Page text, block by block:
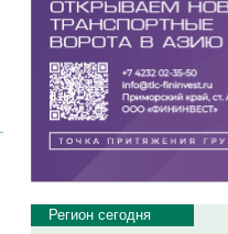
Регион сегодня